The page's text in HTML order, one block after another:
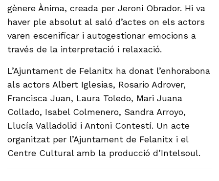
gènere Ànima, creada per Jeroni Obrador. Hi va
haver ple absolut al saló d’actes on els actors
varen escenificar i autogestionar emocions a
través de la interpretació i relaxació.
L’Ajuntament de Felanitx ha donat l’enhorabona
als actors Albert Iglesias, Rosario Adrover,
Francisca Juan, Laura Toledo, Mari Juana
Collado, Isabel Colmenero, Sandra Arroyo,
Llucía Valladolid i Antoni Contestí. Un acte
organitzat per l’Ajuntament de Felanitx i el
Centre Cultural amb la producció d’Intelsoul.